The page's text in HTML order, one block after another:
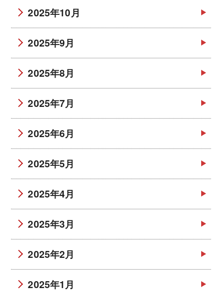
2025年10月
2025年9月
2025年8月
2025年7月
2025年6月
2025年5月
2025年4月
2025年3月
2025年2月
2025年1月